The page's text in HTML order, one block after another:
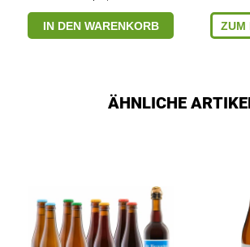
IN DEN WARENKORB ZUM
ÄHNLICHE